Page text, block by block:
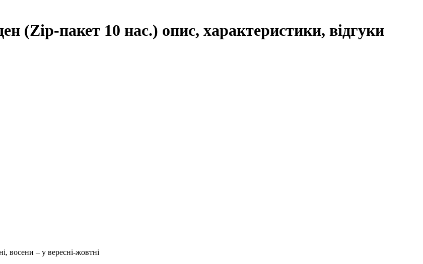
(Zip-пакет 10 нас.) опис, характеристики, відгуки
восени – у вересні-жовтні